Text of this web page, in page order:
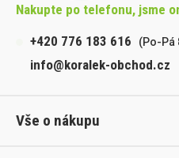
Nakupte po telefonu, jsme
+420 776 183 616
(Po-Pá
info@koralek-obchod.cz
Vše o nákupu